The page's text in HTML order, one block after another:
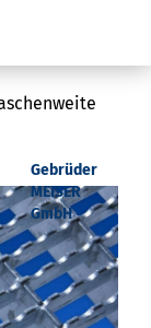
Gebrüder
MEISER
GmbH